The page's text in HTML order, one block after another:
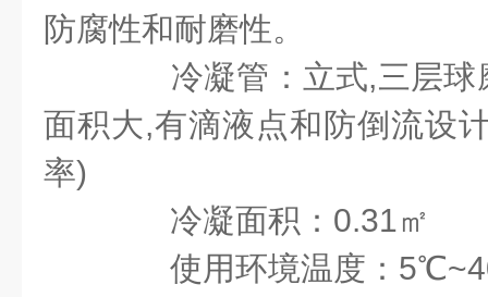
防腐性和耐磨性。
冷凝管：立式,三层球
面积大,有滴液点和防倒流设
率)
冷凝面积：0.31㎡
使用环境温度：